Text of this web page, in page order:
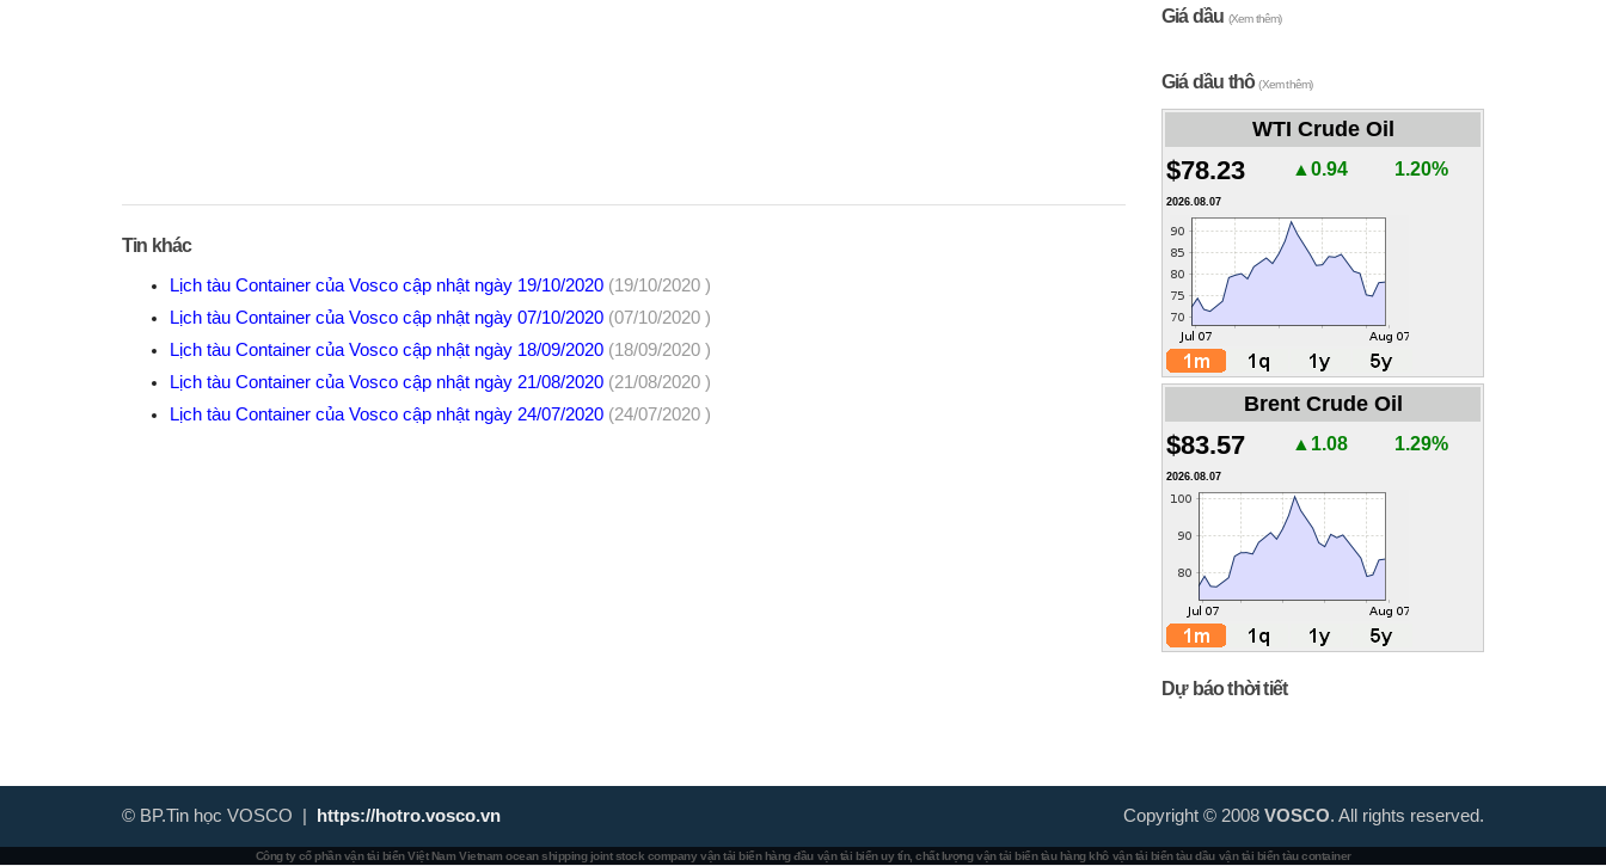
Tin khác
Lịch tàu Container của Vosco cập nhật ngày 19/10/2020 (19/10/2020 )
Lịch tàu Container của Vosco cập nhật ngày 07/10/2020 (07/10/2020 )
Lịch tàu Container của Vosco cập nhật ngày 18/09/2020 (18/09/2020 )
Lịch tàu Container của Vosco cập nhật ngày 21/08/2020 (21/08/2020 )
Lịch tàu Container của Vosco cập nhật ngày 24/07/2020 (24/07/2020 )
Giá dầu (Xem thêm)
Giá dầu thô(Xem thêm)
WTI Crude Oil
$78.23 ▲0.94 1.20%
2026.08.07
Brent Crude Oil
$83.57 ▲1.08 1.29%
2026.08.07
Dự báo thời tiết
© BP.Tin học VOSCO | https://hotro.vosco.vn Copyright © 2008 VOSCO. All rights reserved.
Công ty cổ phần vận tải biển Việt Nam Vietnam ocean shipping joint stock company vận tải biển hàng đầu vận tải biển uy tín, chất lượng vận tải biển tàu hàng khô vận tải biển tàu dầu vận tải biển tàu container